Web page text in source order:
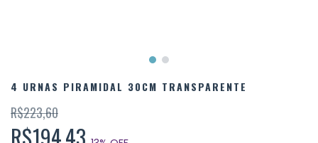
4 URNAS PIRAMIDAL 30CM TRANSPARENTE
R$223,60